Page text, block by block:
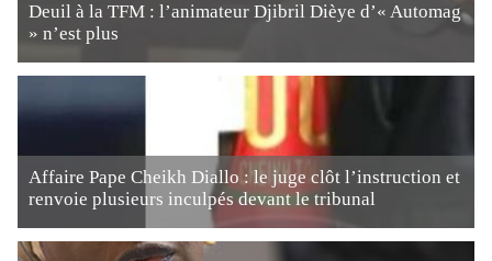
Deuil à la TFM : l’animateur Djibril Dièye d’« Automag
» n’est plus
Affaire Pape Cheikh Diallo : le juge clôt l’instruction et
renvoie plusieurs inculpés devant le tribunal